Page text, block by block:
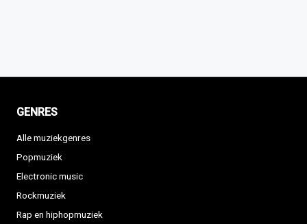
GENRES
Alle muziekgenres
Popmuziek
Electronic music
Rockmuziek
Rap en hiphopmuziek